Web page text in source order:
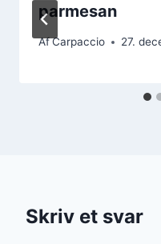
parmesan
AfCarpaccio 27.
Skriv et svar